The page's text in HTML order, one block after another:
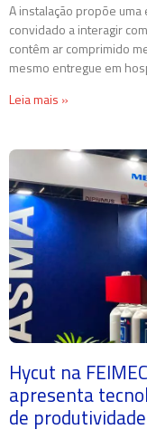
A instalação propõe
convidado a interagir
contêm ar comprimido
mesmo entregue em
Leia mais »
Hycut na
apresenta
de